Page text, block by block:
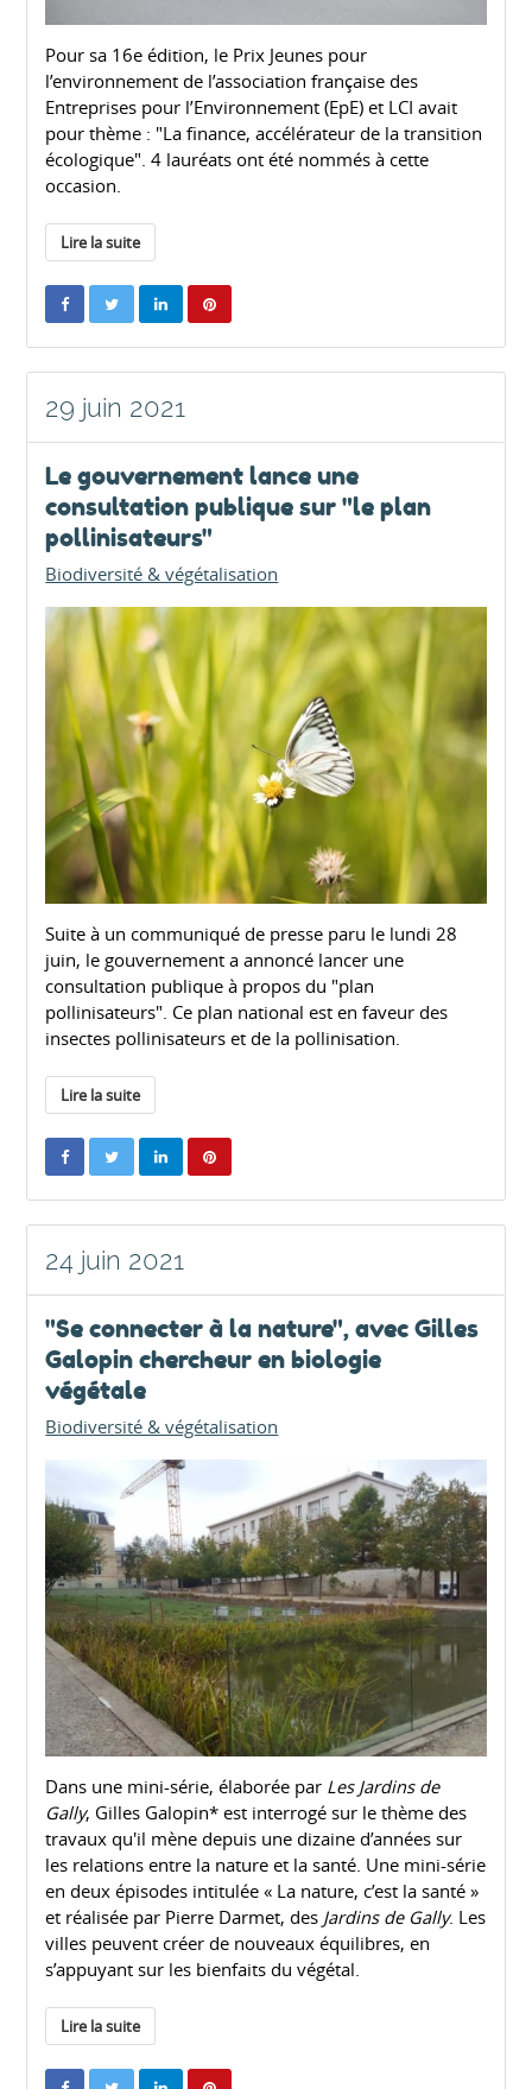
Pour sa 16e édition, le Prix Jeunes pour
l’environnement de l’association française des
Entreprises pour l’Environnement (EpE) et LCI avait
pour thème : "La finance, accélérateur de la transition
écologique". 4 lauréats ont été nommés à cette
occasion.
Lire la suite
29 juin 2021
Le gouvernement lance une
consultation publique sur "le plan
pollinisateurs"
Biodiversité & végétalisation
Suite à un communiqué de presse paru le lundi 28
juin, le gouvernement a annoncé lancer une
consultation publique à propos du "plan
pollinisateurs". Ce plan national est en faveur des
insectes pollinisateurs et de la pollinisation.
Lire la suite
24 juin 2021
"Se connecter à la nature", avec Gilles
Galopin chercheur en biologie
végétale
Biodiversité & végétalisation
Dans une mini-série, élaborée par Les Jardins de
Gally, Gilles Galopin* est interrogé sur le thème des
travaux qu'il mène depuis une dizaine d’années sur
les relations entre la nature et la santé. Une mini-série
en deux épisodes intitulée « La nature, c’est la santé »
et réalisée par Pierre Darmet, des Jardins de Gally. Les
villes peuvent créer de nouveaux équilibres, en
s’appuyant sur les bienfaits du végétal.
Lire la suite